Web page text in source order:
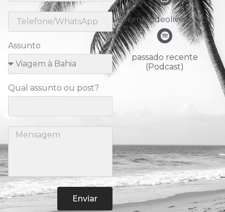
Assunto
Qual assunto ou post?
Enviar
@renatodeoliveira.nitu
passado recente
(Podcast)